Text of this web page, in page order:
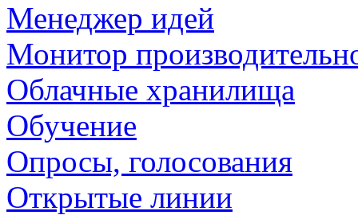
Менеджер идей
Монитор
Облачные хранилища
Обучение
Опросы, голосования
Открытые линии